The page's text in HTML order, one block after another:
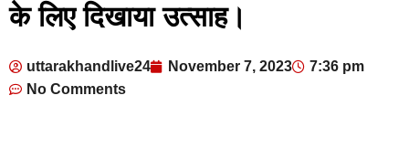
के लिए दिखाया उत्साह।
uttarakhandlive24 November 7, 2023
7:36 pm
No Comments